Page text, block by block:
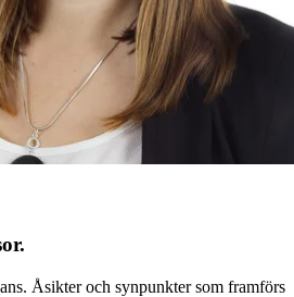
Åsikter och synpunkter som framförs